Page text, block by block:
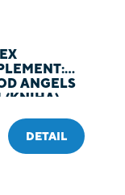
ANGELS
(KNIHA)
DETAIL